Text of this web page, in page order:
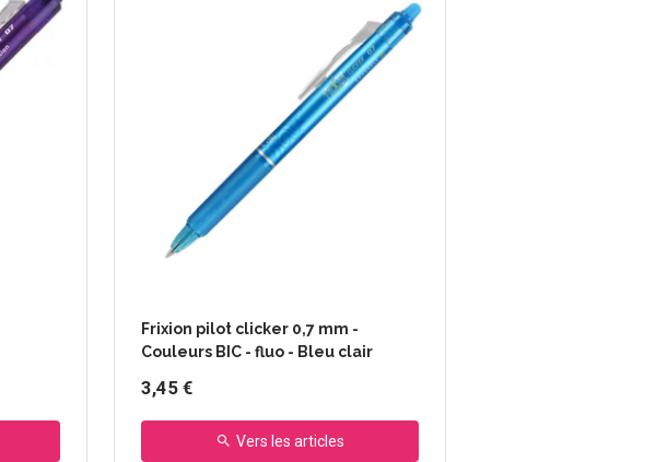
Frixion pilot clicker 0,7 mm -
Couleurs BIC - fluo - Bleu clair
3,45 €
Vers les articles